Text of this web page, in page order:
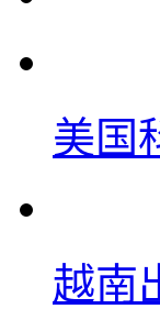
美国
越南